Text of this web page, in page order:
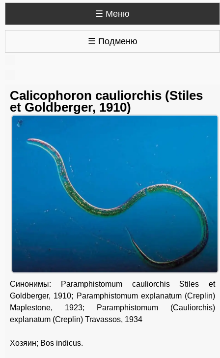
☰ Меню
☰ Подменю
Calicophoron cauliorchis (Stiles
et Goldberger, 1910)
Синонимы: Paramphistomum cauliorchis Stiles et
Goldberger, 1910; Paramphistomum explanatum (Creplin)
Maplestone, 1923; Paramphistomum (Cauliorchis)
explanatum (Creplin) Travassos, 1934
Хозяин; Bos indicus.